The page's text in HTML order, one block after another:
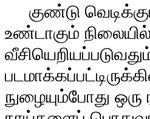
குண்டு
உண்டாகும்
நுழையும்போது ஒரு